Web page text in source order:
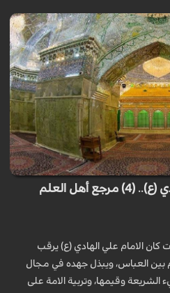
أئمة أهل البيت.. الامام الهادي (ع).. (4) مرجع أهل العلم
کان الامام علي الهادي (ع) يرقب
بين العباس، ويبذل جهده في مجال
الشريعة وقيمها، وتربية الامة على